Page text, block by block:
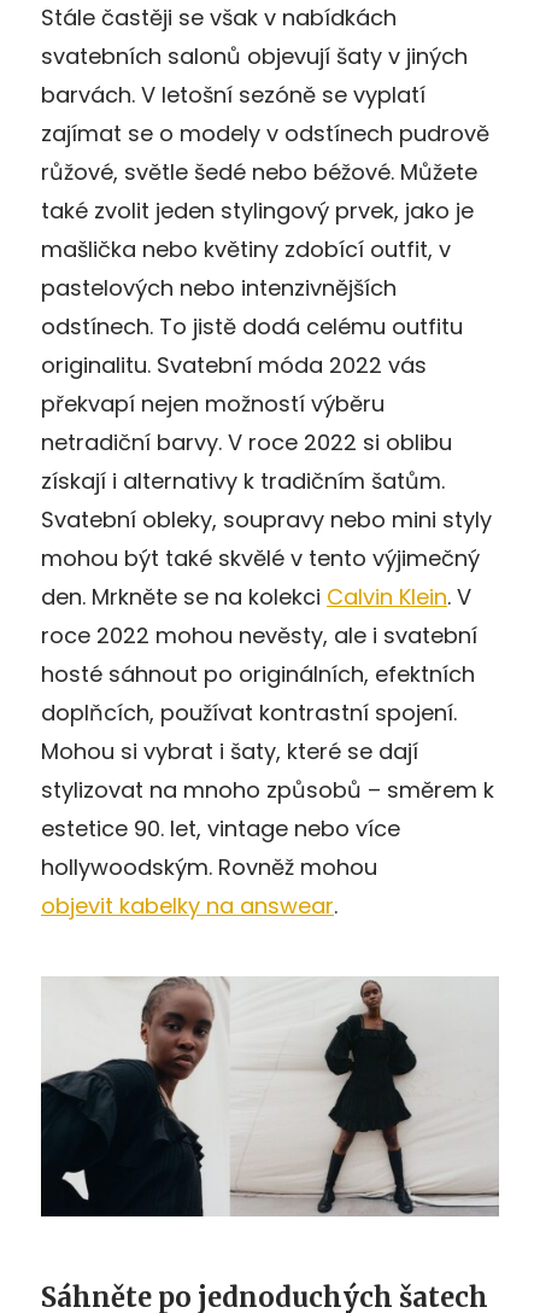
Stále častěji se však v nabídkách
svatebních salonů objevují šaty v jiných
barvách. V letošní sezóně se vyplatí
zajímat se o modely v odstínech pudrově
růžové, světle šedé nebo béžové. Můžete
také zvolit jeden stylingový prvek, jako je
mašlička nebo květiny zdobící outfit, v
pastelových nebo intenzivnějších
odstínech. To jistě dodá celému outfitu
originalitu. Svatební móda 2022 vás
překvapí nejen možností výběru
netradiční barvy. V roce 2022 si oblibu
získají i alternativy k tradičním šatům.
Svatební obleky, soupravy nebo mini styly
mohou být také skvělé v tento výjimečný
den. Mrkněte se na kolekci Calvin Klein. V
roce 2022 mohou nevěsty, ale i svatební
hosté sáhnout po originálních, efektních
doplňcích, používat kontrastní spojení.
Mohou si vybrat i šaty, které se dají
stylizovat na mnoho způsobů – směrem k
estetice 90. let, vintage nebo více
hollywoodským. Rovněž mohou
objevit kabelky na answear.
Sáhněte po jednoduchých šatech